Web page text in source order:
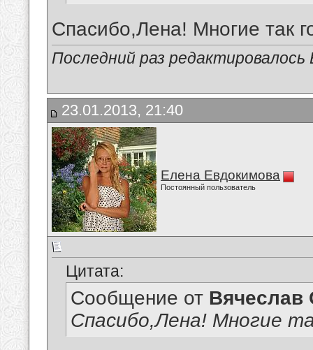
Спасибо,Лена! Многие так
Последний раз
23.01.2013, 21:40
Елена Евдокимова
Постоянный пользователь
Цитата:
Сообщение от Вячеслав
Спасибо,Лена! Многие